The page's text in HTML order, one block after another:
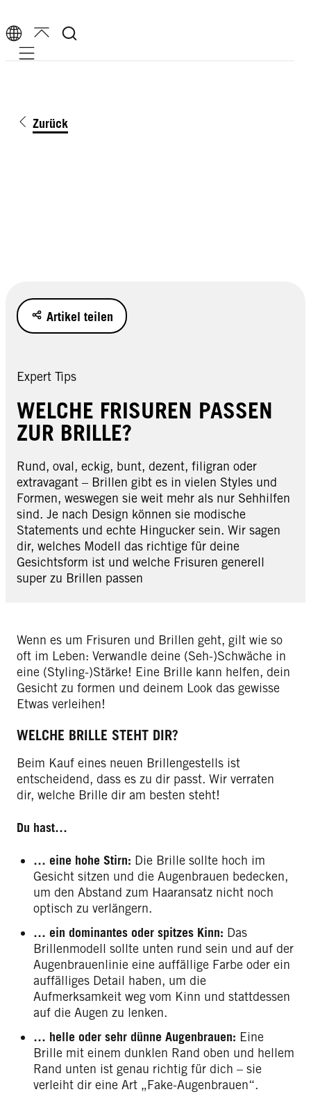
Mobile navigation
Zurück
Artikel teilen
Expert Tips
WELCHE FRISUREN PASSEN
ZUR BRILLE?
Rund, oval, eckig, bunt, dezent, filigran oder
extravagant – Brillen gibt es in vielen Styles und
Formen, weswegen sie weit mehr als nur Sehhilfen
sind. Je nach Design können sie modische
Statements und echte Hingucker sein. Wir sagen
dir, welches Modell das richtige für deine
Gesichtsform ist und welche Frisuren generell
super zu Brillen passen
Wenn es um Frisuren und Brillen geht, gilt wie so
oft im Leben: Verwandle deine (Seh-)Schwäche in
eine (Styling-)Stärke! Eine Brille kann helfen, dein
Gesicht zu formen und deinem Look das gewisse
Etwas verleihen!
WELCHE BRILLE STEHT DIR?
Beim Kauf eines neuen Brillengestells ist
entscheidend, dass es zu dir passt. Wir verraten
dir, welche Brille dir am besten steht!
Du hast…
… eine hohe Stirn: Die Brille sollte hoch im
Gesicht sitzen und die Augenbrauen bedecken,
um den Abstand zum Haaransatz nicht noch
optisch zu verlängern.
… ein dominantes oder spitzes Kinn: Das
Brillenmodell sollte unten rund sein und auf der
Augenbrauenlinie eine auffällige Farbe oder ein
auffälliges Detail haben, um die
Aufmerksamkeit weg vom Kinn und stattdessen
auf die Augen zu lenken.
… helle oder sehr dünne Augenbrauen: Eine
Brille mit einem dunklen Rand oben und hellem
Rand unten ist genau richtig für dich – sie
verleiht dir eine Art „Fake-Augenbrauen“.